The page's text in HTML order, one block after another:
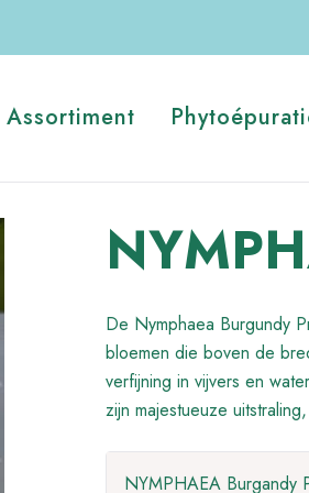
Assortiment
De Nymphaea Burgundy
bloemen die boven de
verfijning in vijvers en
zijn majestueuze
NYMPHAEA Burgandy